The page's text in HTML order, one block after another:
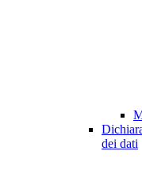
dei dati